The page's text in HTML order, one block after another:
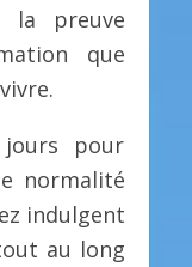
la preuve
que
pour
normalité
indulgent
au long